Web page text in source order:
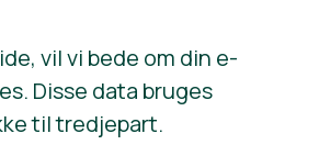
vil vi bede om din e-
Disse data bruges
til tredjepart.